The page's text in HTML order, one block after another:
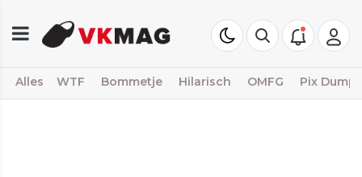
Alles WTF Bommetje Hilarisch OMFG Pix Dump